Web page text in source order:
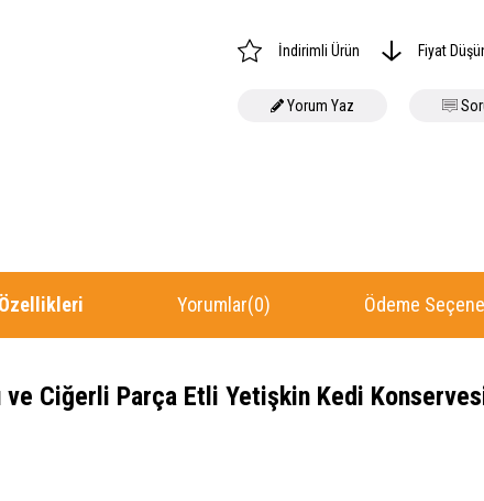
İndirimli Ürün Fiyat
Yorum Yaz
Yorumlar(0) Ödeme
Ciğerli Parça Etli Yetişkin Kedi